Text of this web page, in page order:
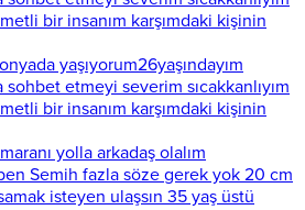
bir insanım karşımdaki kişinin
yaşıyorum26yaşındayım
sohbet etmeyi severim sıcakkanlıyım
bir insanım karşımdaki kişinin
yolla arkadaş olalım
Semih fazla söze gerek yok 20 cm
isteyen ulaşsın 35 yaş üstü